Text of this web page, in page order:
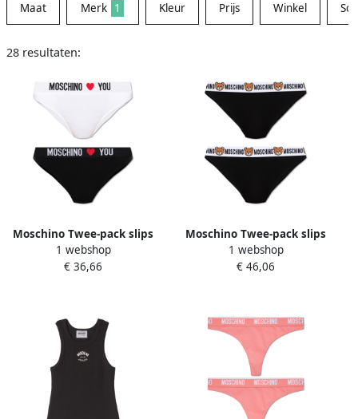
Maat Merk 1 Kleur Prijs Winkel
28 resultaten:
Moschino Twee-pack slips
Multicolor Dames
1 webshop
€ 36,66
Moschino Twee-pack slips
Black Dames
1 webshop
€ 46,06